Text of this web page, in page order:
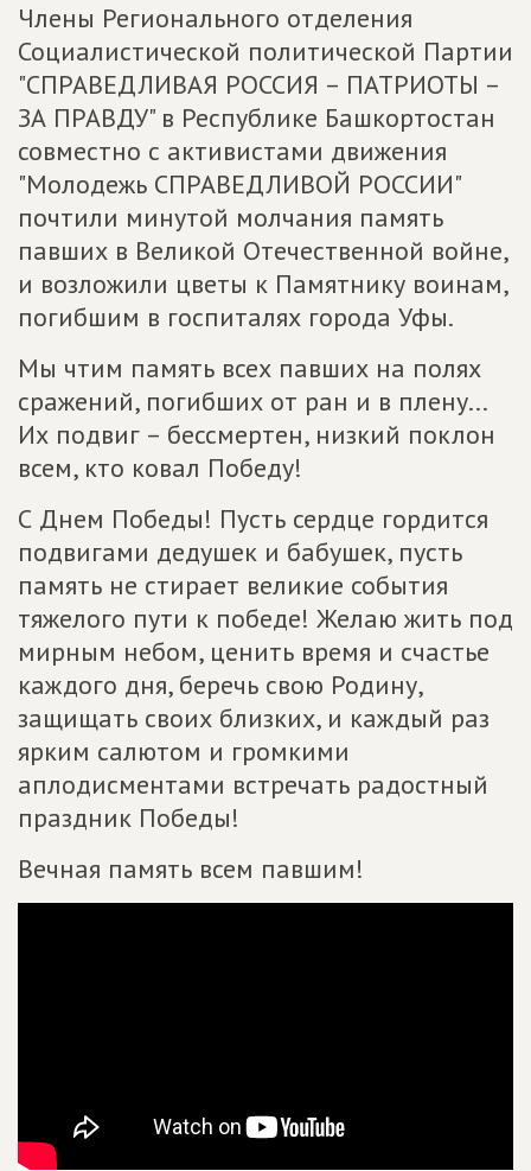
Члены Регионального отделения
Социалистической политической Партии
"СПРАВЕДЛИВАЯ РОССИЯ – ПАТРИОТЫ –
ЗА ПРАВДУ" в Республике Башкортостан
совместно с активистами движения
"Молодежь СПРАВЕДЛИВОЙ РОССИИ"
почтили минутой молчания память
павших в Великой Отечественной войне,
и возложили цветы к Памятнику воинам,
погибшим в госпиталях города Уфы.
Мы чтим память всех павших на полях
сражений, погибших от ран и в плену...
Их подвиг – бессмертен, низкий поклон
всем, кто ковал Победу!
С Днем Победы! Пусть сердце гордится
подвигами дедушек и бабушек, пусть
память не стирает великие события
тяжелого пути к победе! Желаю жить под
мирным небом, ценить время и счастье
каждого дня, беречь свою Родину,
защищать своих близких, и каждый раз
ярким салютом и громкими
аплодисментами встречать радостный
праздник Победы!
Вечная память всем павшим!